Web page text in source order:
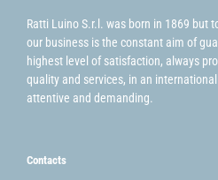
Ratti Luino S.r.l. was born in 1869 but
our business is the constant aim of
highest level of satisfaction, always
quality and services, in an
attentive and demanding.
Contacts